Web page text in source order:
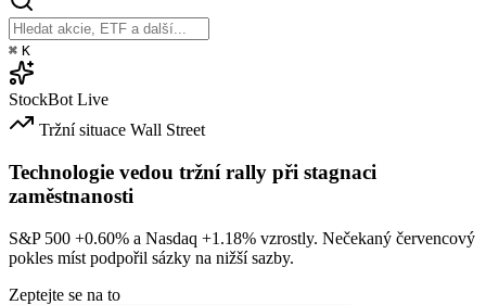
⌘ K
StockBot Live
Tržní situace Wall Street
Technologie vedou tržní rally při stagnaci
zaměstnanosti
S&P 500 +0.60% a Nasdaq +1.18% vzrostly. Nečekaný červencový
pokles míst podpořil sázky na nižší sazby.
Zeptejte se na to